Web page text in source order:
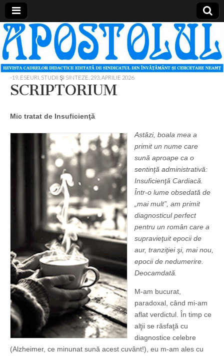
Apostolul
Revista
cadrelor
didactice
din
judetul
Neamt
-19. ESEURI, STUDII ŞI SINTEZE 293, APRILIE 2026
SCRIPTORIUM
Mic tratat de Insuficienţă
Astăzi, boala mea a
primit un nume care
sună aproape ca o
sentinţă administrativă:
Insuficienţă Cardiacă.
Într-o lume obsedată de
„mai mult”, am primit
diagnosticul perfect
pentru un român care a
supravieţuit epocii de
aur, tranziţiei şi, mai nou,
epocii de nedumerire.
Deocamdată.
M-am bucurat,
paradoxal, când mi-am
aflat verdictul. În timp ce
alţii se răsfaţă cu
diagnostice celebre
(Alzheimer, ce minunat sună acest cuvânt!), eu m-am ales cu